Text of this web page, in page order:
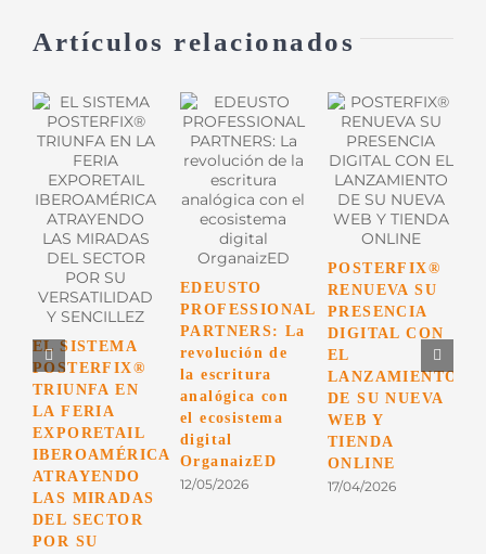
Artículos relacionados
EL SISTEMA
POSTERFIX®
TRIUNFA EN
LA FERIA
EXPORETAIL
IBEROAMÉRICA
ATRAYENDO
LAS MIRADAS
DEL SECTOR
POR SU
EDEUSTO
PROFESSIONAL
PARTNERS: La
revolución de
la escritura
analógica con
el ecosistema
digital
OrganaizED
12/05/2026
POSTERFIX®
RENUEVA SU
PRESENCIA
DIGITAL CON
EL
LANZAMIENTO
DE SU NUEVA
WEB Y
TIENDA
ONLINE
17/04/2026